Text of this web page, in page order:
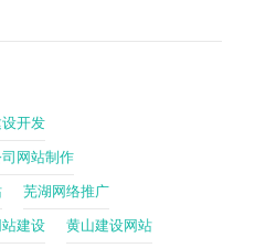
开发
网站制作
芜湖网络推广
建设 黄山建设网站